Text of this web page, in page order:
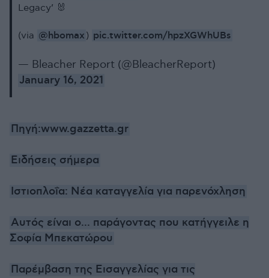
Legacy’ 🐰
(via @hbomax ) pic.twitter.com/hpzXGWhUBs
— Bleacher Report (@BleacherReport)
January 16, 2021
Πηγή:www.gazzetta.gr
Ειδήσεις σήμερα
Ιστιοπλοΐα: Νέα καταγγελία για παρενόχληση
Αυτός είναι ο... παράγοντας που κατήγγειλε η
Σοφία Μπεκατώρου
Παρέμβαση της Εισαγγελίας για τις